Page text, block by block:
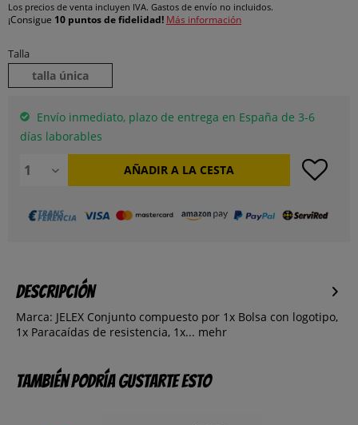
Los precios de venta incluyen IVA. Gastos de envío no incluidos.
¡Consigue 10 puntos de fidelidad! Más información
Talla
talla única
Envío inmediato, plazo de entrega en España de 3-6
días laborables
AÑADIR A LA CESTA
Descripción
Marca: JELEX Conjunto compuesto por 1x Bolsa con logotipo,
1x Paracaídas de resistencia, 1x... mehr
También podría gustarte esto